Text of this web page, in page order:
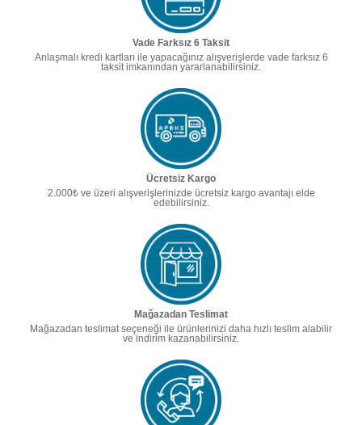
Vade Farksız 6 Taksit
Anlaşmalı kredi kartları ile yapacağınız alışverişlerde vade farksız 6
taksit imkanından yararlanabilirsiniz.
Ücretsiz Kargo
2.000₺ ve üzeri alışverişlerinizde ücretsiz kargo avantajı elde
edebilirsiniz.
Mağazadan Teslimat
Mağazadan teslimat seçeneği ile ürünlerinizi daha hızlı teslim alabilir
ve indirim kazanabilirsiniz.